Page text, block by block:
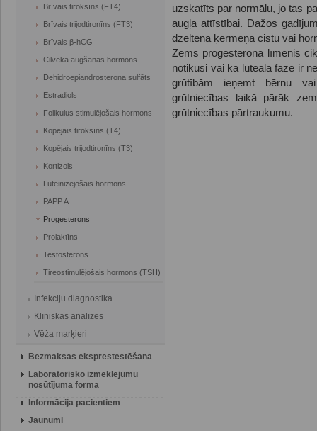
Brīvais tiroksīns (FT4)
Brīvais trijodtironīns (FT3)
Brīvais β-hCG
Cilvēka augšanas hormons
Dehidroepiandrosterona sulfāts
Estradiols
Folikulus stimulējošais hormons
Kopējais tiroksīns (T4)
Kopējais trijodtironīns (T3)
Kortizols
Luteinizējošais hormons
PAPP A
Progesterons
Prolaktīns
Testosterons
Tireostimulējošais hormons (TSH)
Infekciju diagnostika
Klīniskās analīzes
Vēža marķieri
Bezmaksas eksprestestēšana
Laboratorisko izmeklējumu
nosūtījuma forma
Informācija pacientiem
Jaunumi
uzskatīts par normālu, jo tas
augļa attīstībai. Dažos
dzeltenā ķermeņa cistu vai
Zems progesterona līmenis
notikusi vai ka luteālā fāze ir
grūtībām ieņemt bērnu
grūtniecības laikā pārāk
grūtniecības pārtraukumu.